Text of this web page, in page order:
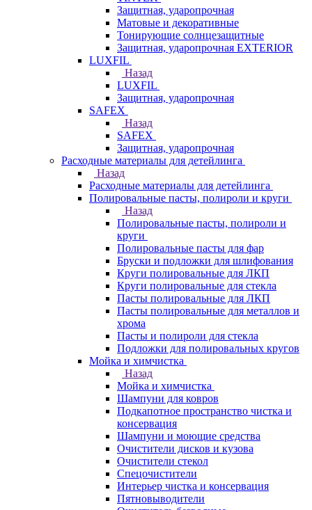
Защитная, ударопрочная
Матовые и декоративные
Тонирующие солнцезащитные
Защитная, ударопрочная EXTERIOR
LUXFIL
Назад
LUXFIL
Защитная, ударопрочная
SAFEX
Назад
SAFEX
Защитная, ударопрочная
Расходные материалы для детейлинга
Назад
Расходные материалы для детейлинга
Полировальные пасты, полироли и круги
Назад
Полировальные пасты, полироли и
круги
Полировальные пасты для фар
Бруски и подложки для шлифования
Круги полировальные для ЛКП
Круги полировальные для стекла
Пасты полировальные для ЛКП
Пасты полировальные для металлов и
хрома
Пасты и полироли для стекла
Подложки для полировальных кругов
Мойка и химчистка
Назад
Мойка и химчистка
Шампуни для ковров
Подкапотное пространство чистка и
консервация
Шампуни и моющие средства
Очистители дисков и кузова
Очистители стекол
Спецочистители
Интерьер чистка и консервация
Пятновыводители